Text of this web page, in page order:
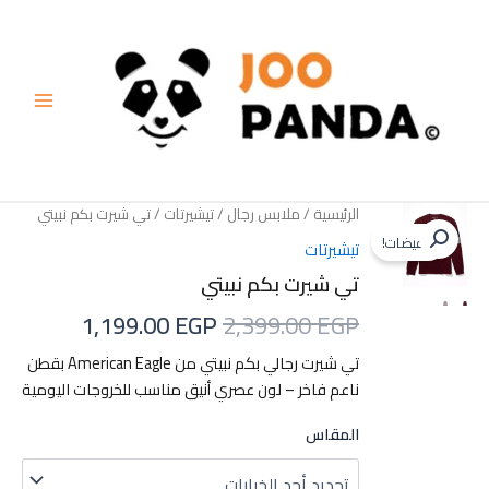
تخفيضات!
الرئيسية /ملابس رجال /تيشيرتات / تي شيرت بكم نبيتي
تيشيرتات
تي شيرت بكم نبيتي
2,399.00EGP
السعر
الأصلي
هو:
1,199.00EGP
الحالي
هو:
تي شيرت رجالي بكم نبيتي من American Eagle بقطن
ناعم فاخر – لون عصري أنيق مناسب للخروجات اليومية
المقاس